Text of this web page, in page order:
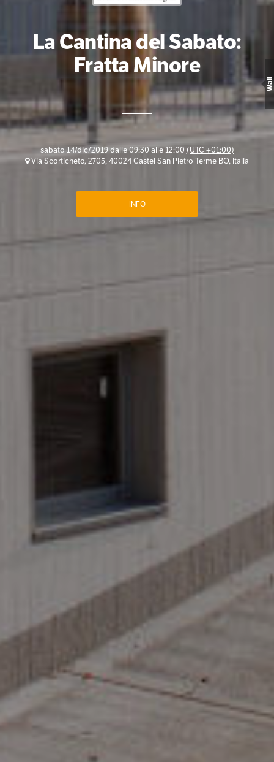
La Cantina del Sabato:
Fratta Minore
sabato 14/dic/2019 dalle 09:30 alle 12:00 (UTC +01:00)
Via Scorticheto, 2705, 40024 Castel San Pietro Terme BO, Italia
INFO
Wall